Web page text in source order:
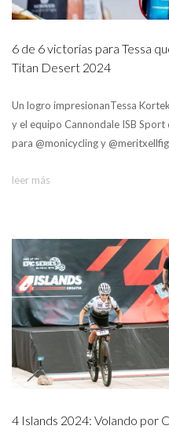
6 de 6 victorias para Tessa
Titan Desert 2024
Un logro impresionanTessa
y el equipo Cannondale ISB
para @monicycling y
leer más
4 Islands 2024: Volando por